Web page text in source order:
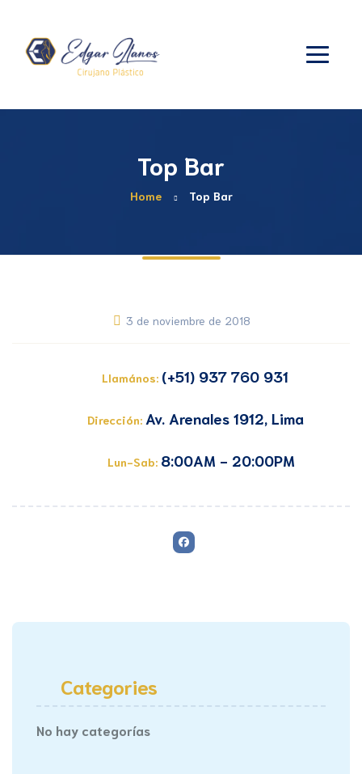
Top Bar
Home Top Bar
3 de noviembre de 2018
Llamános: (+51) 937 760 931
Dirección: Av. Arenales 1912, Lima
Lun-Sab: 8:00AM - 20:00PM
Categories
No hay categorías